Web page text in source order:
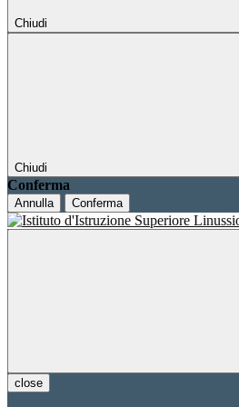
Chiudi
Chiudi
Conferma
Annulla Conferma
close